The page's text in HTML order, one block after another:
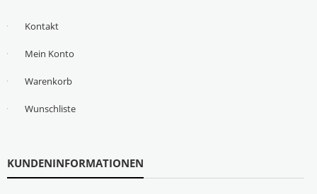
Kontakt
Mein Konto
Warenkorb
Wunschliste
KUNDENINFORMATIONEN